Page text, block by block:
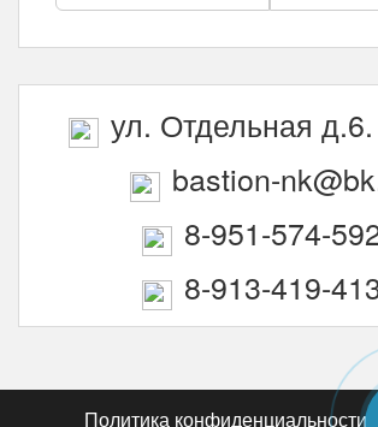
ул. Отдельная
bastion-
8-951-574-
8-913-419-
Политика конфиденциальности